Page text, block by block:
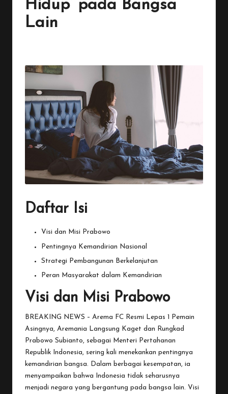
Hidup’ pada Bangsa
Lain
Daftar Isi
Visi dan Misi Prabowo
Pentingnya Kemandirian Nasional
Strategi Pembangunan Berkelanjutan
Peran Masyarakat dalam Kemandirian
Visi dan Misi Prabowo
BREAKING NEWS – Arema FC Resmi Lepas 1 Pemain
Asingnya, Aremania Langsung Kaget dan Rungkad
Prabowo Subianto, sebagai Menteri Pertahanan
Republik Indonesia, sering kali menekankan pentingnya
kemandirian bangsa. Dalam berbagai kesempatan, ia
menyampaikan bahwa Indonesia tidak seharusnya
menjadi negara yang bergantung pada bangsa lain. Visi